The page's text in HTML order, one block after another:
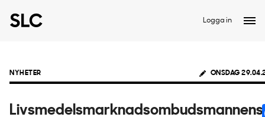
Logga in
NYHETER ONSDAG
Livsmedelsmarknadsombudsmannens